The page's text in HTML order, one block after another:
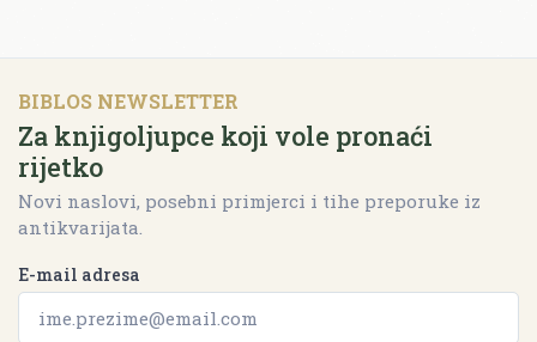
BIBLOS NEWSLETTER
Za knjigoljupce koji vole pronaći
rijetko
Novi naslovi, posebni primjerci i tihe preporuke iz
antikvarijata.
E-mail adresa